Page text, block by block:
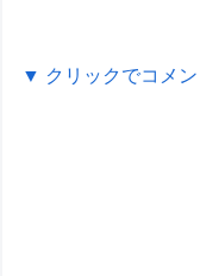
▼ クリックでコメ